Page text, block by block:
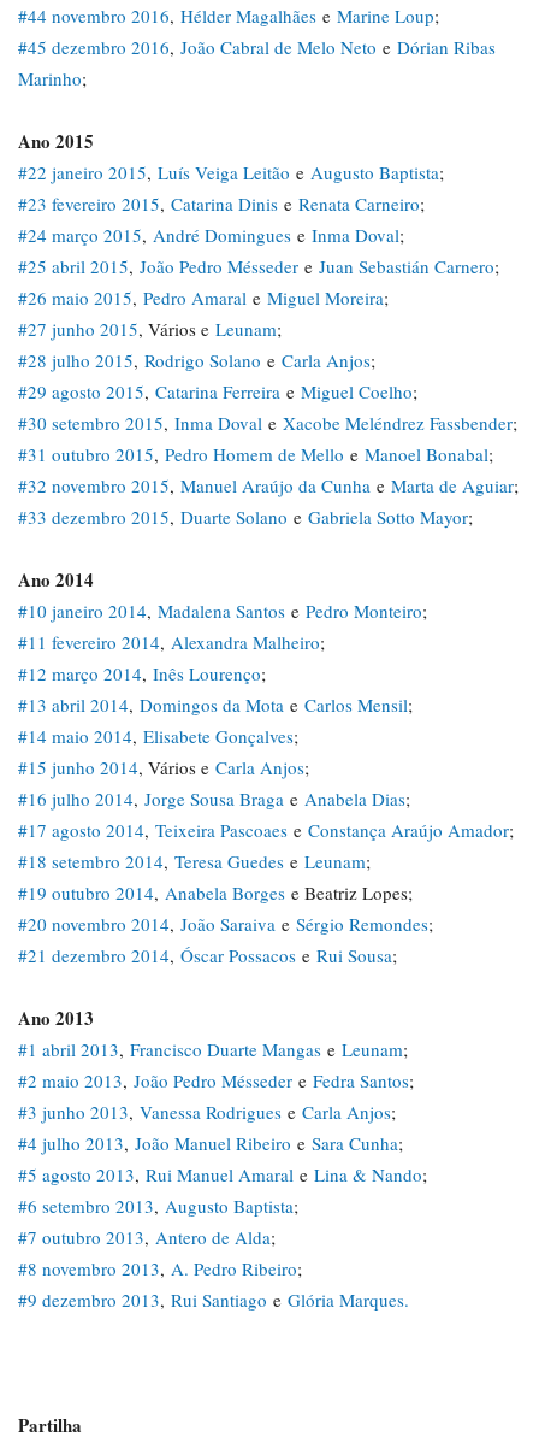
#44 novembro 2016, Hélder Magalhães e Marine Loup;
#45 dezembro 2016, João Cabral de Melo Neto e Dórian Ribas
Marinho;
Ano 2015
#22 janeiro 2015, Luís Veiga Leitão e Augusto Baptista;
#23 fevereiro 2015, Catarina Dinis e Renata Carneiro;
#24 março 2015, André Domingues e Inma Doval;
#25 abril 2015, João Pedro Mésseder e Juan Sebastián Carnero;
#26 maio 2015, Pedro Amaral e Miguel Moreira;
#27 junho 2015, Vários e Leunam;
#28 julho 2015, Rodrigo Solano e Carla Anjos;
#29 agosto 2015, Catarina Ferreira e Miguel Coelho;
#30 setembro 2015, Inma Doval e Xacobe Meléndrez Fassbender;
#31 outubro 2015, Pedro Homem de Mello e Manoel Bonabal;
#32 novembro 2015, Manuel Araújo da Cunha e Marta de Aguiar;
#33 dezembro 2015, Duarte Solano e Gabriela Sotto Mayor;
Ano 2014
#10 janeiro 2014, Madalena Santos e Pedro Monteiro;
#11 fevereiro 2014, Alexandra Malheiro;
#12 março 2014, Inês Lourenço;
#13 abril 2014, Domingos da Mota e Carlos Mensil;
#14 maio 2014, Elisabete Gonçalves;
#15 junho 2014, Vários e Carla Anjos;
#16 julho 2014, Jorge Sousa Braga e Anabela Dias;
#17 agosto 2014, Teixeira Pascoaes e Constança Araújo Amador;
#18 setembro 2014, Teresa Guedes e Leunam;
#19 outubro 2014, Anabela Borges e Beatriz Lopes;
#20 novembro 2014, João Saraiva e Sérgio Remondes;
#21 dezembro 2014, Óscar Possacos e Rui Sousa;
Ano 2013
#1 abril 2013, Francisco Duarte Mangas e Leunam;
#2 maio 2013, João Pedro Mésseder e Fedra Santos;
#3 junho 2013, Vanessa Rodrigues e Carla Anjos;
#4 julho 2013, João Manuel Ribeiro e Sara Cunha;
#5 agosto 2013, Rui Manuel Amaral e Lina & Nando;
#6 setembro 2013, Augusto Baptista;
#7 outubro 2013, Antero de Alda;
#8 novembro 2013, A. Pedro Ribeiro;
#9 dezembro 2013, Rui Santiago e Glória Marques.
Partilha